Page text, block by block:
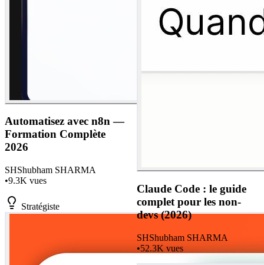
Automatisez avec n8n —
Formation Complète
2026
SHShubham SHARMA
•9.3K vues
Stratégiste
Claude Code : le guide
complet pour les non-
devs (2026)
SHShubham SHARMA
•52.3K vues